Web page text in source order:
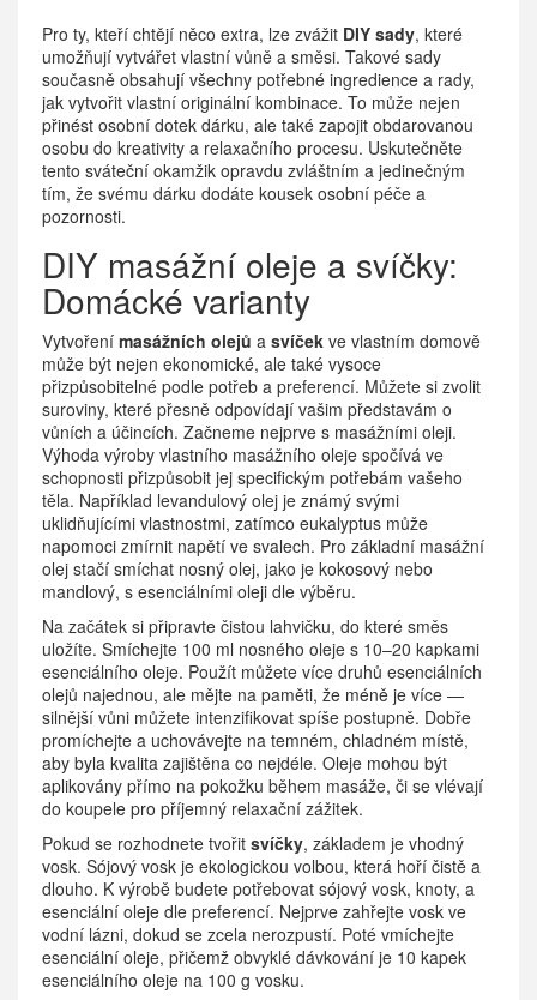
Pro ty, kteří chtějí něco extra, lze zvážit DIY sady, které
umožňují vytvářet vlastní vůně a směsi. Takové sady
současně obsahují všechny potřebné ingredience a rady,
jak vytvořit vlastní originální kombinace. To může nejen
přinést osobní dotek dárku, ale také zapojit obdarovanou
osobu do kreativity a relaxačního procesu. Uskutečněte
tento sváteční okamžik opravdu zvláštním a jedinečným
tím, že svému dárku dodáte kousek osobní péče a
pozornosti.
DIY masážní oleje a svíčky:
Domácké varianty
Vytvoření masážních olejů a svíček ve vlastním domově
může být nejen ekonomické, ale také vysoce
přizpůsobitelné podle potřeb a preferencí. Můžete si zvolit
suroviny, které přesně odpovídají vašim představám o
vůních a účincích. Začneme nejprve s masážními oleji.
Výhoda výroby vlastního masážního oleje spočívá ve
schopnosti přizpůsobit jej specifickým potřebám vašeho
těla. Například levandulový olej je známý svými
uklidňujícími vlastnostmi, zatímco eukalyptus může
napomoci zmírnit napětí ve svalech. Pro základní masážní
olej stačí smíchat nosný olej, jako je kokosový nebo
mandlový, s esenciálními oleji dle výběru.
Na začátek si připravte čistou lahvičku, do které směs
uložíte. Smíchejte 100 ml nosného oleje s 10–20 kapkami
esenciálního oleje. Použít můžete více druhů esenciálních
olejů najednou, ale mějte na paměti, že méně je více —
silnější vůni můžete intenzifikovat spíše postupně. Dobře
promíchejte a uchovávejte na temném, chladném místě,
aby byla kvalita zajištěna co nejdéle. Oleje mohou být
aplikovány přímo na pokožku během masáže, či se vlévají
do koupele pro příjemný relaxační zážitek.
Pokud se rozhodnete tvořit svíčky, základem je vhodný
vosk. Sójový vosk je ekologickou volbou, která hoří čistě a
dlouho. K výrobě budete potřebovat sójový vosk, knoty, a
esenciální oleje dle preferencí. Nejprve zahřejte vosk ve
vodní lázni, dokud se zcela nerozpustí. Poté vmíchejte
esenciální oleje, přičemž obvyklé dávkování je 10 kapek
esenciálního oleje na 100 g vosku.